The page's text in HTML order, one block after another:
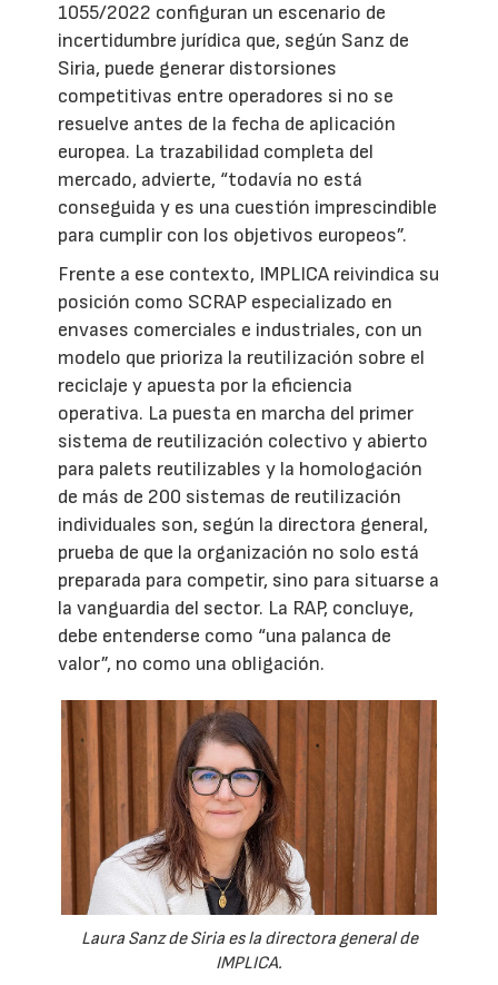
1055/2022 configuran un escenario de
incertidumbre jurídica que, según Sanz de
Siria, puede generar distorsiones
competitivas entre operadores si no se
resuelve antes de la fecha de aplicación
europea. La trazabilidad completa del
mercado, advierte, “todavía no está
conseguida y es una cuestión imprescindible
para cumplir con los objetivos europeos”.
Frente a ese contexto, IMPLICA reivindica su
posición como SCRAP especializado en
envases comerciales e industriales, con un
modelo que prioriza la reutilización sobre el
reciclaje y apuesta por la eficiencia
operativa. La puesta en marcha del primer
sistema de reutilización colectivo y abierto
para palets reutilizables y la homologación
de más de 200 sistemas de reutilización
individuales son, según la directora general,
prueba de que la organización no solo está
preparada para competir, sino para situarse a
la vanguardia del sector. La RAP, concluye,
debe entenderse como “una palanca de
valor”, no como una obligación.
Laura Sanz de Siria es la directora general de
IMPLICA.